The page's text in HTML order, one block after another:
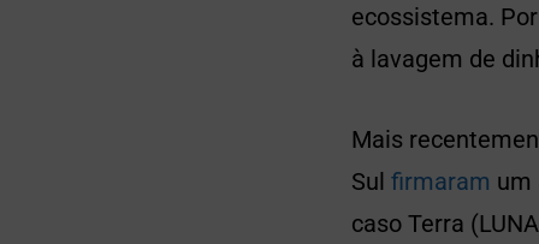
ecossistema.
à lavagem de
Mais
Sul firmaram um
caso Terra